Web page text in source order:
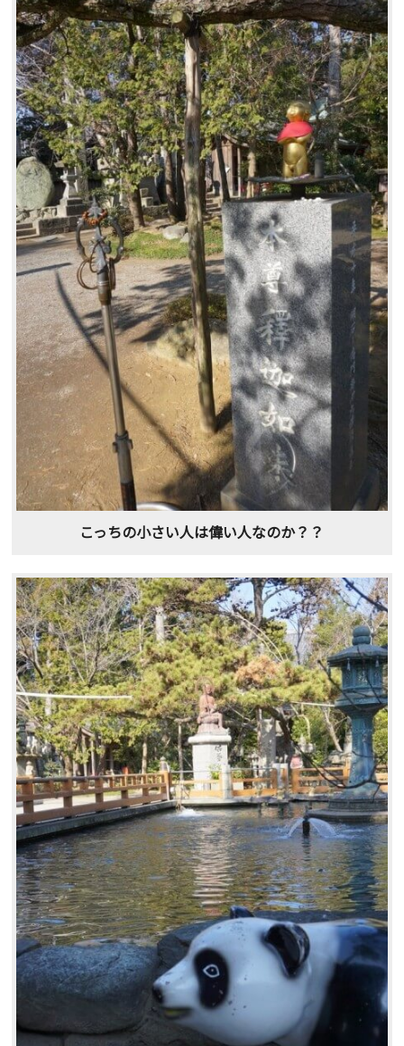
こっちの小さい人は偉い人なのか？？